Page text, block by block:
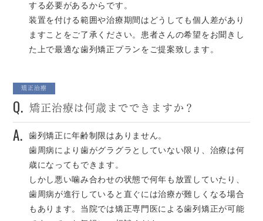
する必要があるからです。
装置を付ける範囲や治療期間はどうしても個人差があり
ますことをご了承ください。患者さんの希望をお聞きし
た上で最適な歯列矯正プランをご提案致します。
矯正治療
Q. 矯正治療は何歳までできますか？
A.
歯列矯正に年齢制限はありません。
歯周病により歯がグラグラとしていない限り、治療は何
歳になってもできます。
しかし悪い噛み合わせの状態で何年も放置していたり、
歯周病が進行していると直ぐには治療が難しくなる場合
もあります。当院では矯正専門医による歯列矯正が可能